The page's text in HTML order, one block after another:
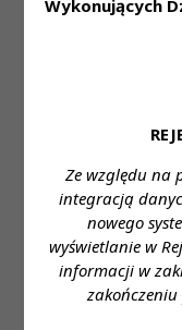
Wykonujących
Ze względu na
integracją
nowego
wyświetlanie w
informacji w
Styczność z
Formularz
Miejsce
Wymagane
Proponowane
Forma
Wymiar czasu